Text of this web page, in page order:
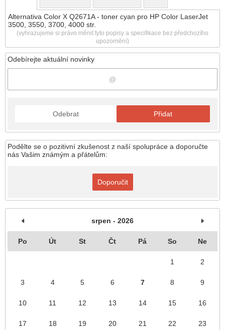
Odebírejte aktuální novinky
Odebrat Přidat
Podělte se o pozitivní zkušenost z naší spolupráce a doporučte
nás Vašim známým a přátelům:
Doporučit
srpen - 2026
Po Út St Čt Pá So Ne
1 2
3 4 5 6 7 8 9
10 11 12 13 14 15 16
17 18 19 20 21 22 23
Alternativa Color X Q2671A - toner cyan pro HP Color LaserJet
3500, 3550, 3700, 4000 str.
(vyhrazujeme si právo měnit tyto popisy a specifikace bez předchozího
upozornění)